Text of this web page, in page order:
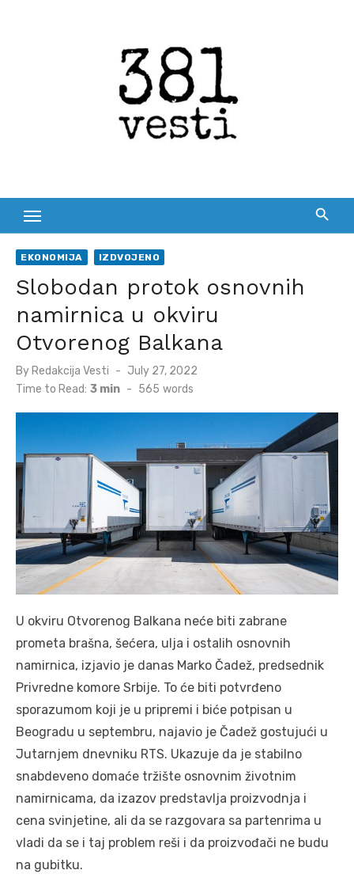
EKONOMIJA IZDVOJENO
Slobodan protok osnovnih
namirnica u okviru
Otvorenog Balkana
By Redakcija Vesti
Posted
July 27, 2022
Time to Read: 3 min - 565 words
U okviru Otvorenog Balkana neće biti zabrane
prometa brašna, šećera, ulja i ostalih osnovnih
namirnica, izjavio je danas Marko Čadež, predsednik
Privredne komore Srbije. To će biti potvrđeno
sporazumom koji je u pripremi i biće potpisan u
Beogradu u septembru, najavio je Čadež gostujući u
Jutarnjem dnevniku RTS. Ukazuje da je stabilno
snabdeveno domaće tržište osnovnim životnim
namirnicama, da izazov predstavlja proizvodnja i
cena svinjetine, ali da se razgovara sa partenrima u
vladi da se i taj problem reši i da proizvođači ne budu
na gubitku.